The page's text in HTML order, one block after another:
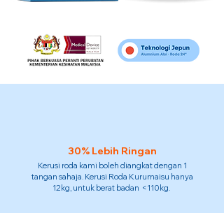
30% Lebih Ringan
Kerusi roda kami boleh diangkat dengan 1
tangan sahaja. Kerusi Roda Kurumaisu hanya
12kg, untuk berat badan <110kg.